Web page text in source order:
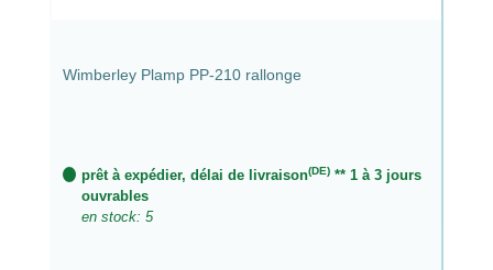
Wimberley Plamp PP-210 rallonge
prêt à expédier, délai de livraison(DE)** 1 à 3 jours
ouvrables
en stock: 5